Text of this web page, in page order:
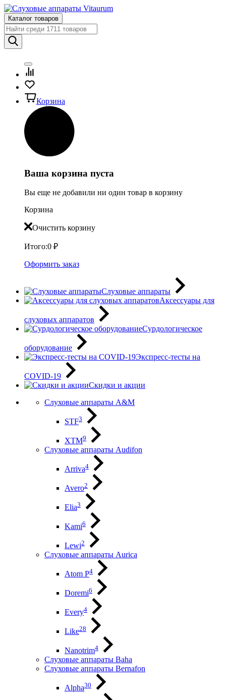
Каталог товаров
Корзина
Ваша корзина пуста
Вы еще не добавили ни один товар в корзину
Корзина
Очистить корзину
Итого:0 ₽
Оформить заказ
Слуховые аппараты
Аксессуары для
слуховых аппаратов
Сурдологическое
оборудование
Экспресс-тесты на
COVID-19
Скидки и акции
Слуховые аппараты A&M
STF3
XTM9
Слуховые аппараты Audifon
Arriva4
Avero2
Elia3
Kami6
Lewi2
Слуховые аппараты Aurica
Atom P4
Doremi6
Every4
Like28
Nanotrim4
Слуховые аппараты Baha
Слуховые аппараты Bernafon
Alpha30